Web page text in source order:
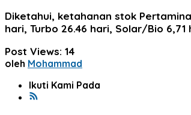
Diketahui, ketahanan stok
hari, Turbo 26.46 hari, Solar/Bio
Post Views: 14
oleh Mohammad
Ikuti Kami Pada